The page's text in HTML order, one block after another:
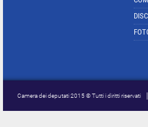
Camera dei deputati 2015 © Tutti i diritti riservati